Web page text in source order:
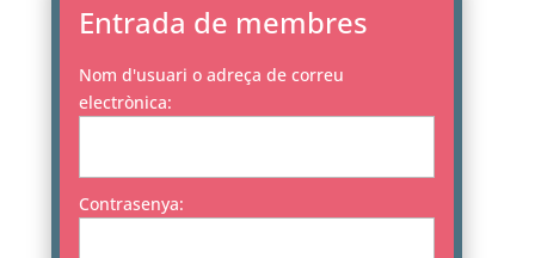
Entrada de membres
Nom d'usuari o adreça de correu
electrònica:
Contrasenya: